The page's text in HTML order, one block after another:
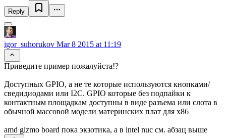
Reply
igor_suhorukov Mar 8 2015 at 11:19
Приведите пример пожалуйста!?
Доступных GPIO, а не те которые используются кнопками/
сведидиодами или I2C. GPIO которые без подпайки к
контактным площадкам доступны в виде разъема или слота в
обычной массовой модели материнских плат для x86
amd gizmo board пока экзотика, а в intel nuc см. абзац выше